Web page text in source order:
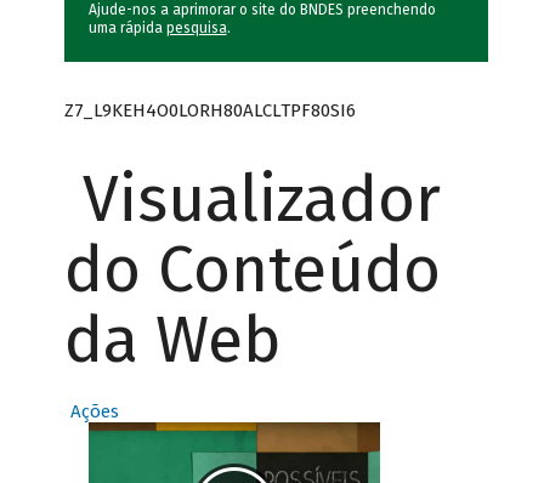
Ajude-nos a aprimorar o site do BNDES preenchendo
uma rápida pesquisa.
Z7_L9KEH4O0LORH80ALCLTPF80SI6
Visualizador
do Conteúdo
da Web
Ações